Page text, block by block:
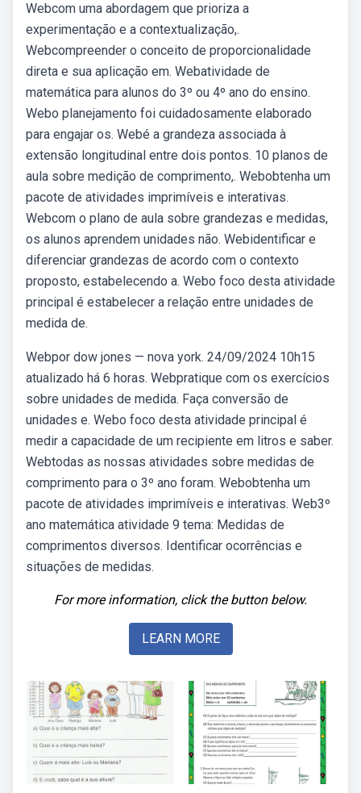
Webcom uma abordagem que prioriza a
experimentação e a contextualização,.
Webcompreender o conceito de proporcionalidade
direta e sua aplicação em. Webatividade de
matemática para alunos do 3º ou 4º ano do ensino.
Webo planejamento foi cuidadosamente elaborado
para engajar os. Webé a grandeza associada à
extensão longitudinal entre dois pontos. 10 planos de
aula sobre medição de comprimento,. Webobtenha um
pacote de atividades imprimíveis e interativas.
Webcom o plano de aula sobre grandezas e medidas,
os alunos aprendem unidades não. Webidentificar e
diferenciar grandezas de acordo com o contexto
proposto, estabelecendo a. Webo foco desta atividade
principal é estabelecer a relação entre unidades de
medida de.
Webpor dow jones — nova york. 24/09/2024 10h15
atualizado há 6 horas. Webpratique com os exercícios
sobre unidades de medida. Faça conversão de
unidades e. Webo foco desta atividade principal é
medir a capacidade de um recipiente em litros e saber.
Webtodas as nossas atividades sobre medidas de
comprimento para o 3º ano foram. Webobtenha um
pacote de atividades imprimíveis e interativas. Web3º
ano matemática atividade 9 tema: Medidas de
comprimentos diversos. Identificar ocorrências e
situações de medidas.
For more information, click the button below.
LEARN MORE